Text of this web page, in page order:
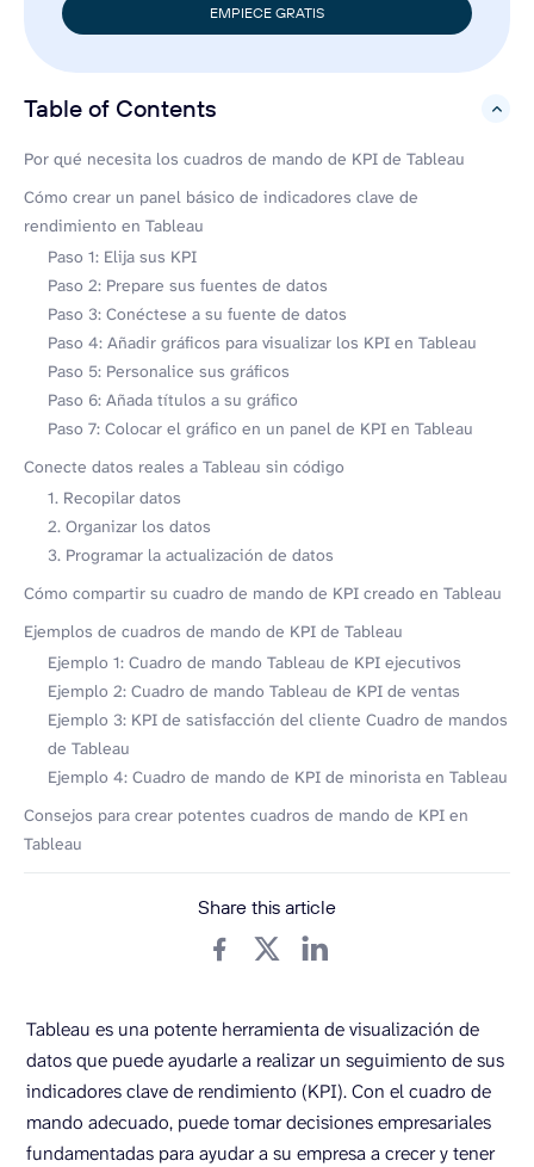
EMPIECE GRATIS
Table of Contents
hide
Por qué necesita los cuadros de mando de KPI de Tableau
Cómo crear un panel básico de indicadores clave de
rendimiento en Tableau
Paso 1: Elija sus KPI
Paso 2: Prepare sus fuentes de datos
Paso 3: Conéctese a su fuente de datos
Paso 4: Añadir gráficos para visualizar los KPI en Tableau
Paso 5: Personalice sus gráficos
Paso 6: Añada títulos a su gráfico
Paso 7: Colocar el gráfico en un panel de KPI en Tableau
Conecte datos reales a Tableau sin código
1. Recopilar datos
2. Organizar los datos
3. Programar la actualización de datos
Cómo compartir su cuadro de mando de KPI creado en Tableau
Ejemplos de cuadros de mando de KPI de Tableau
Ejemplo 1: Cuadro de mando Tableau de KPI ejecutivos
Ejemplo 2: Cuadro de mando Tableau de KPI de ventas
Ejemplo 3: KPI de satisfacción del cliente Cuadro de mandos
de Tableau
Ejemplo 4: Cuadro de mando de KPI de minorista en Tableau
Consejos para crear potentes cuadros de mando de KPI en
Tableau
Share this article
Tableau es una potente herramienta de visualización de
datos que puede ayudarle a realizar un seguimiento de sus
indicadores clave de rendimiento (KPI). Con el cuadro de
mando adecuado, puede tomar decisiones empresariales
fundamentadas para ayudar a su empresa a crecer y tener